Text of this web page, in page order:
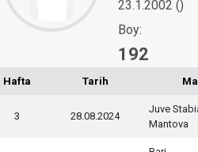
23.1.2002 ()
Boy:
192
Hafta Tarih
3 28.08.2024
Juve
Mantova